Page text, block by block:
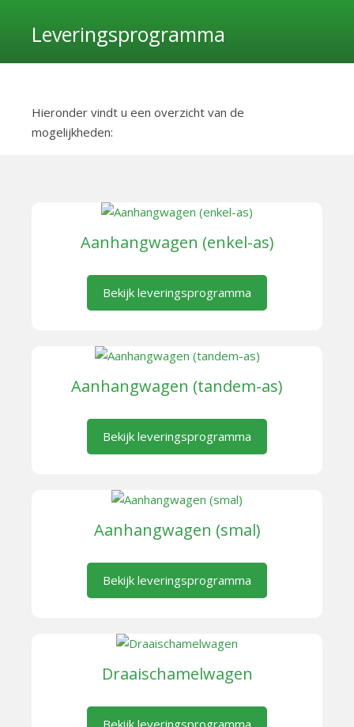
Leveringsprogramma
Hieronder vindt u een overzicht van de
mogelijkheden:
Aanhangwagen (enkel-as)
Bekijk leveringsprogramma
Aanhangwagen (tandem-as)
Bekijk leveringsprogramma
Aanhangwagen (smal)
Bekijk leveringsprogramma
Draaischamelwagen
Bekijk leveringsprogramma